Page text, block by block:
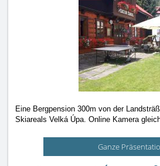
Eine Bergpension 300m von der
Skiareals Velká Úpa. Online Kamera
Ganze